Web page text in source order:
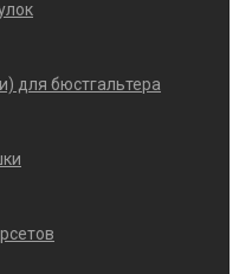
для бюстгальтера